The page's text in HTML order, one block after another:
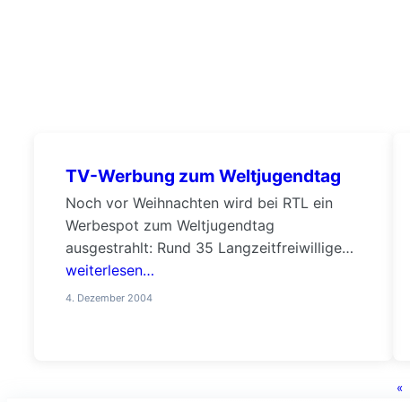
TV-Werbung zum Weltjugendtag
Noch vor Weihnachten wird bei RTL ein
Werbespot zum Weltjugendtag
ausgestrahlt: Rund 35 Langzeitfreiwillige
aus dem WJT-Büro werben um freiwillige
Helfer für den WJT. Auf der offiziellen
weiterlesen…
4. Dezember 2004
«